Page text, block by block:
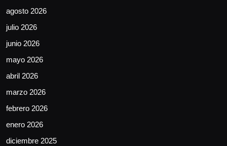
agosto 2026
julio 2026
junio 2026
mayo 2026
abril 2026
marzo 2026
febrero 2026
enero 2026
diciembre 2025